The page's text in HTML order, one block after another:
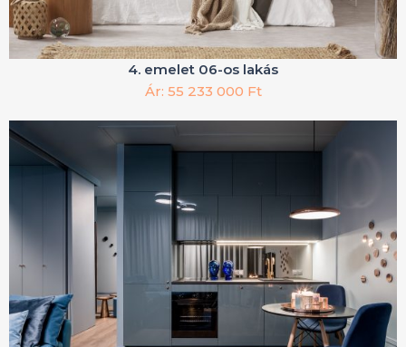
4. emelet 06-os lakás
Ár: 55 233 000 Ft